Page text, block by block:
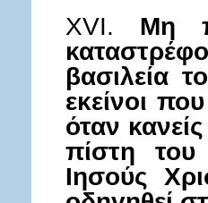
XVI. Μη
βασιλεία
εκείνοι
όταν
πίστη
Ιησούς